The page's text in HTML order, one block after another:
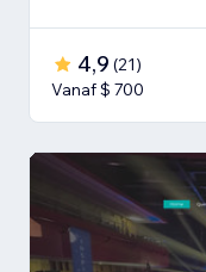
4,9 (21)
Vanaf $ 700